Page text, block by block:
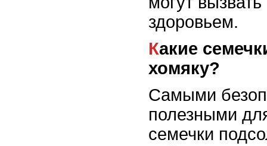
здоровьем.
Какие семечки можно давать
хомяку?
Самыми
полезными
семечки